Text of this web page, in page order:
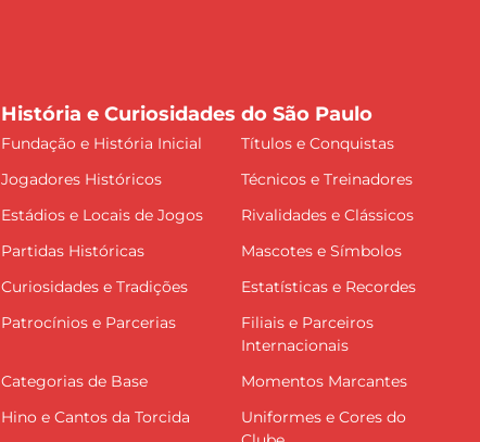
História e Curiosidades do São Paulo
Fundação e História Inicial
Títulos e Conquistas
Jogadores Históricos
Técnicos e Treinadores
Estádios e Locais de Jogos
Rivalidades e Clássicos
Partidas Históricas
Mascotes e Símbolos
Curiosidades e Tradições
Estatísticas e Recordes
Patrocínios e Parcerias
Filiais e Parceiros
Internacionais
Categorias de Base
Momentos Marcantes
Hino e Cantos da Torcida
Uniformes e Cores do